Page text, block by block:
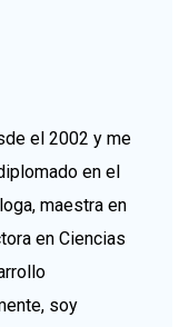
el 2002 y me
en el
maestra en
en Ciencias
soy